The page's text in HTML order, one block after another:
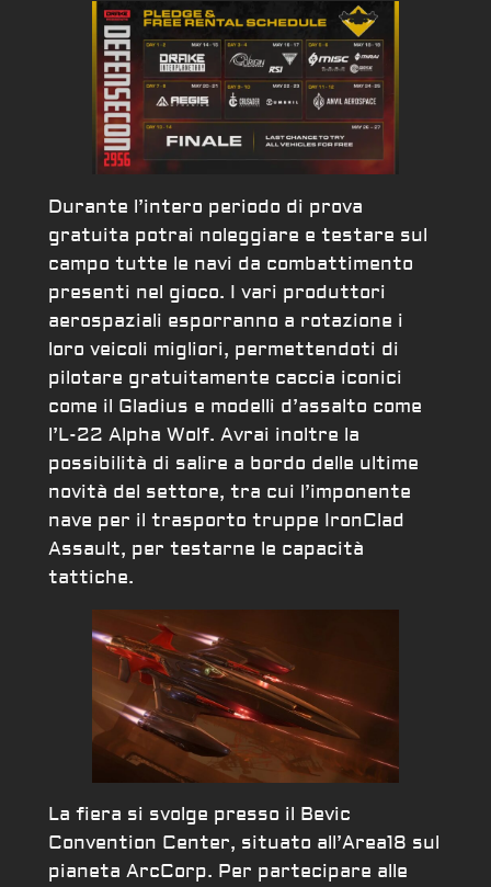
Durante l’intero periodo di prova
gratuita potrai noleggiare e testare sul
campo tutte le navi da combattimento
presenti nel gioco. I vari produttori
aerospaziali esporranno a rotazione i
loro veicoli migliori, permettendoti di
pilotare gratuitamente caccia iconici
come il Gladius e modelli d’assalto come
l’L-22 Alpha Wolf. Avrai inoltre la
possibilità di salire a bordo delle ultime
novità del settore, tra cui l’imponente
nave per il trasporto truppe IronClad
Assault, per testarne le capacità
tattiche.
La fiera si svolge presso il Bevic
Convention Center, situato all’Area18 sul
pianeta ArcCorp. Per partecipare alle